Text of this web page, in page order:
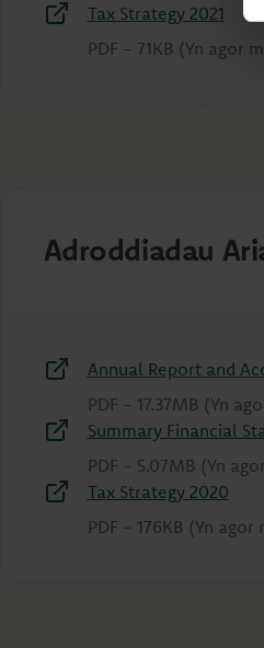
Tax Strategy 2021
PDF - 71KB (Yn agor
Adroddiadau
Annual Report and
PDF - 17.37MB (Yn
Summary Financial
PDF - 5.07MB (Yn
Tax Strategy 2020
PDF - 176KB (Yn agor